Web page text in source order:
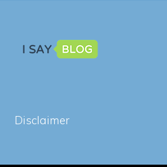
Disclaimer